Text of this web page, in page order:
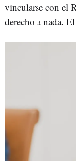
vincularse con el
derecho a nada.